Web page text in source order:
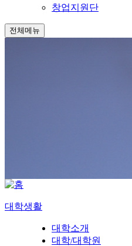
창업지원단
전체메뉴
대학생활
대학소개
대학/대학원